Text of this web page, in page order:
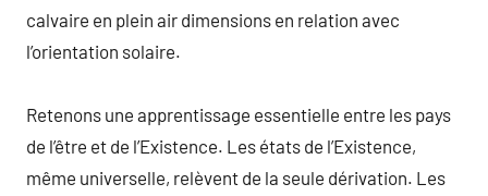
calvaire en plein air dimensions en relation avec
l’orientation solaire.
Retenons une apprentissage essentielle entre les pays
de l’être et de l’Existence. Les états de l’Existence,
même universelle, relèvent de la seule dérivation. Les